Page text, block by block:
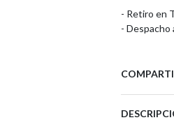
- Retiro en
- Despacho